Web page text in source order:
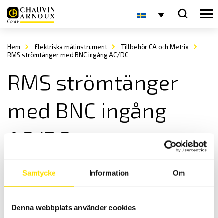
Samtycke Information Om
Denna webbplats använder cookies
Hem Elektriska mätinstrument
Tillbehör CA och Metrix
RMS strömtänger med BNC ingång AC/DC
RMS strömtänger
med BNC ingång
AC/DC